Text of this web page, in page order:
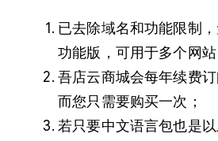
已去除域名和功能限制
功能版，可用于多个网站
吾店云商城会每年续费
而您只需要购买一次；
若只要中文语言包也是